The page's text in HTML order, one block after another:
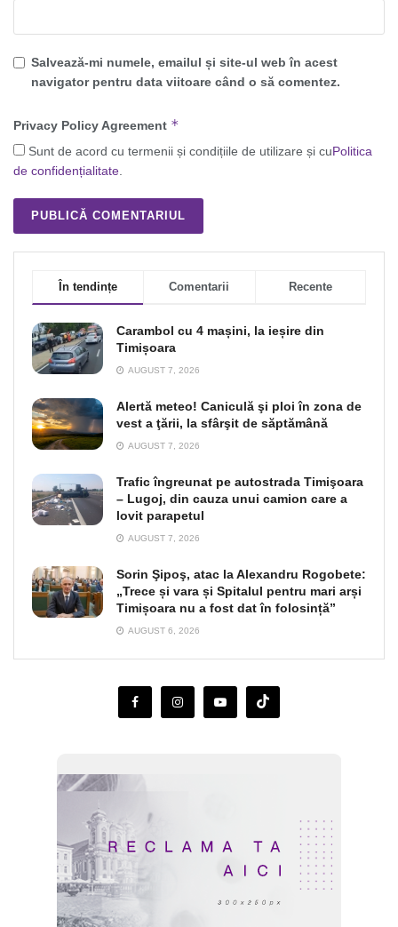
Salvează-mi numele, emailul și site-ul web în acest
navigator pentru data viitoare când o să comentez.
Privacy Policy Agreement *
Sunt de acord cu termenii și condițiile de utilizare și cuPolitica
de confidențialitate.
În tendințe Comentarii Recente
Carambol cu 4 mașini, la ieșire din
Timișoara
AUGUST 7, 2026
Alertă meteo! Caniculă şi ploi în zona de
vest a ţării, la sfârşit de săptămână
AUGUST 7, 2026
Trafic îngreunat pe autostrada Timişoara
– Lugoj, din cauza unui camion care a
lovit parapetul
AUGUST 7, 2026
Sorin Şipoş, atac la Alexandru Rogobete:
„Trece și vara și Spitalul pentru mari arși
Timișoara nu a fost dat în folosință”
AUGUST 6, 2026